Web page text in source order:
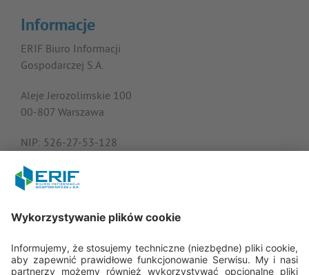
Informacje
ERIF Biuro Informacji
Gospodarczej S.A.
Aleje Jerozolimskie 100
00-807 Warszawa
NIP: 526-27-53-128
REGON: 015613573